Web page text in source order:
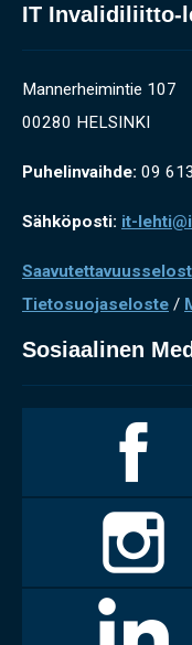
IT Invalidiliitto-
Mannerheimintie 107
00280 HELSINKI
Puhelinvaihde: 09
Sähköposti: it-
Tietosuojaseloste /
Sosiaalinen
Facebookissa
Invalidiliitto
Instagramissa